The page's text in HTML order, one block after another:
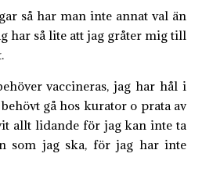
så har man inte annat val än
har så lite att jag gråter mig till
vaccineras, jag har hål i
gå hos kurator o prata av
allt lidande för jag kan inte ta
som jag ska, för jag har inte